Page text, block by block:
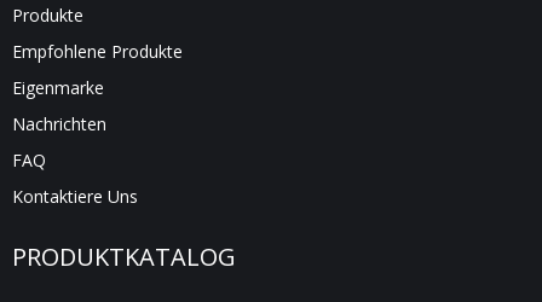
Produkte
Empfohlene Produkte
Eigenmarke
Nachrichten
FAQ
Kontaktiere Uns
PRODUKTKATALOG